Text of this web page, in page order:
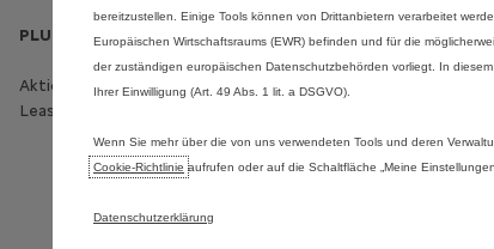
PLUS Hybrid 145
Aktionspreis ab €25.570,-
Leasing ab
Angebot
bereitzustellen. Einige Tools können von Drittanbietern verarbeitet
Europäischen Wirtschaftsraums (EWR) befinden und für die
der zuständigen europäischen Datenschutzbehörden vorliegt. In
Ihrer Einwilligung (Art. 49 Abs. 1 lit. a DSGVO).
Wenn Sie mehr über die von uns verwendeten Tools und deren
Cookie‑Richtlinie aufrufen oder auf die Schaltfläche „Meine Einstellungen
Datenschutzerklärung